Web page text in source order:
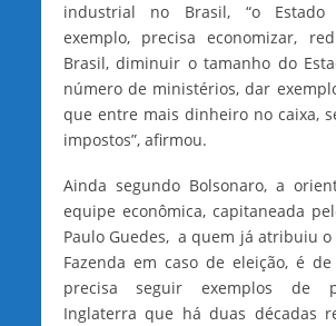
industrial no Brasil, “o
exemplo, precisa economizar,
Brasil, diminuir o tamanho do
número de ministérios, dar
que entre mais dinheiro no caixa,
impostos”, afirmou.
Ainda segundo Bolsonaro, a
equipe econômica, capitaneada
Paulo Guedes, a quem já atribuiu
Fazenda em caso de eleição, é
precisa seguir exemplos de
Inglaterra que há duas décadas